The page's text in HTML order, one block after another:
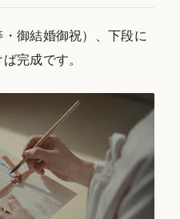
御結婚御祝）、下段に
完成です。